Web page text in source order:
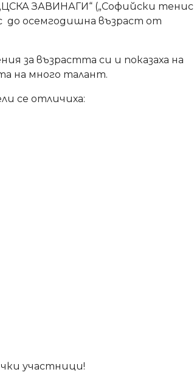
ЗАВИНАГИ“ („Софийски тенис
до осемгодишна възраст от
за възрастта си и показаха на
на много талант.
се отличиха:
участници!